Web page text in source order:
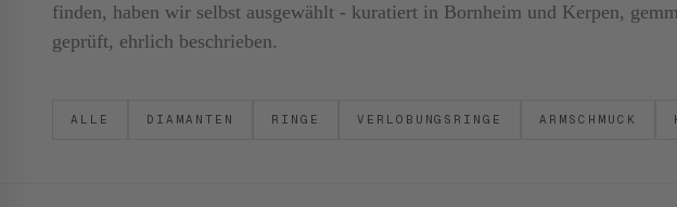
finden, haben wir selbst ausgewählt - kuratiert in Bornheim und Kerpen,
geprüft, ehrlich beschrieben.
ALLE DIAMANTEN RINGE VERLOBUNGSRINGE ARMSCHMUCK